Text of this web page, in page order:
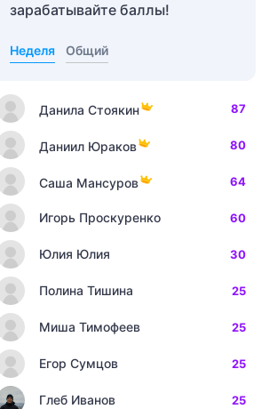
зарабатывайте баллы!
Неделя Общий
Данила Стоякин 87
Даниил Юраков 80
Саша Мансуров 64
Игорь Проскуренко 60
Юлия Юлия 30
Полина Тишина 25
Миша Тимофеев 25
Егор Сумцов 25
Глеб Иванов 25